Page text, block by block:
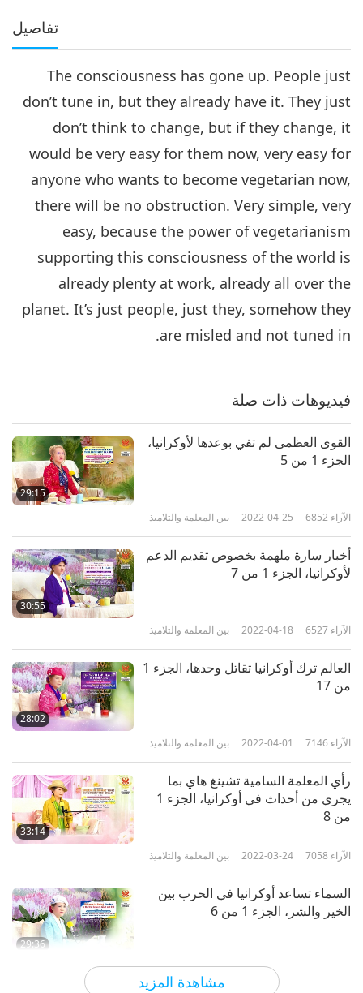
4
43:41
بين المعلمة والتلاميذ 2018-02-22 6232 الآراء
طاقة النباتية تجتاح الكوكب بأكمله،
الجزء 5 من 5‏
2018-02-23 الآراء
تفاصيل
The consciousness has gone up. People just
don’t tune in, but they already have it. They just
don’t think to change, but if they change, it
would be very easy for them now, very easy for
anyone who wants to become vegetarian now,
there will be no obstruction. Very simple, very
easy, because the power of vegetarianism
supporting this consciousness of the world is
already plenty at work, already all over the
planet. It’s just people, just they, somehow they
are misled and not tuned in.
مشاهدة المزيد
فيديوهات ذات صلة
29:15
القوى العظمى لم تفي بوعدها لأوكرانيا،
الجزء 1 من 5
بين المعلمة والتلاميذ 2022-04-25 6852 الآراء
30:55
أخبار سارة ملهمة بخصوص تقديم الدعم
لأوكرانيا، الجزء 1 من 7
بين المعلمة والتلاميذ 2022-04-18 6527 الآراء
28:02
العالم ترك أوكرانيا تقاتل وحدها، الجزء 1
من 17
بين المعلمة والتلاميذ 2022-04-01 7146 الآراء
33:14
رأي المعلمة السامية تشينغ هاي بما
يجري من أحداث في أوكرانيا، الجزء 1
من 8
بين المعلمة والتلاميذ 2022-03-24 7058 الآراء
29:36
السماء تساعد أوكرانيا في الحرب بين
الخير والشر، الجزء 1 من 6
بين المعلمة والتلاميذ 2022-03-18